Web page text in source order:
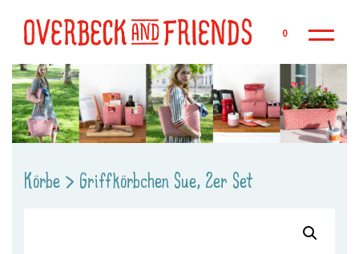
0
Körbe > Griffkörbchen Sue, 2er Set